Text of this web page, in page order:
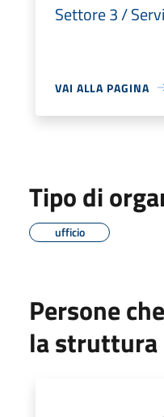
Settore 3 /
VAI ALLA PAGINA
Tipo di
ufficio
Persone
la struttura